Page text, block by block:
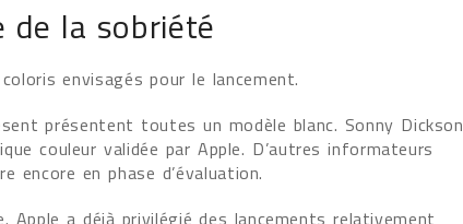
de la sobriété
envisagés pour le lancement.
présentent toutes un modèle blanc. Sonny Dickson
couleur validée par Apple. D’autres informateurs
encore en phase d’évaluation.
a déjà privilégié des lancements relativement